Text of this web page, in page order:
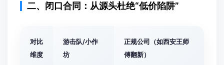
二、闭口合同：从源头杜绝“低价陷阱”
对比
维度
游击队/小作
坊
正规公司（如西安王师
傅翻新）